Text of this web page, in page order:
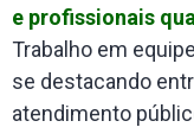
e profissionais
Trabalho em
se destacando
atendimento